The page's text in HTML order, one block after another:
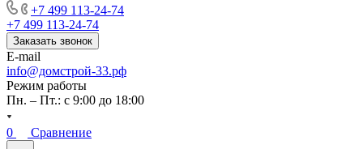
+7 499 113-24-74
+7 499 113-24-74
Заказать звонок
E-mail
info@домстрой-33.рф
Режим работы
Пн. – Пт.: с 9:00 до 18:00
0 Сравнение